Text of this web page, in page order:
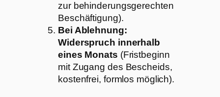
zur behinderungsgerechten
Beschäftigung).
Bei Ablehnung:
Widerspruch innerhalb
eines Monats (Fristbeginn
mit Zugang des Bescheids,
kostenfrei, formlos möglich).